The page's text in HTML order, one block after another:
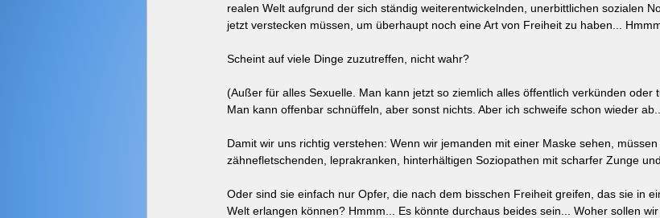
realen Welt aufgrund der sich ständig weiterentwickelnden, unerbittlichen sozialen
jetzt verstecken müssen, um überhaupt noch eine Art von Freiheit zu haben...
Scheint auf viele Dinge zuzutreffen, nicht wahr?
(Außer für alles Sexuelle. Man kann jetzt so ziemlich alles öffentlich verkünden oder
Man kann offenbar schnüffeln, aber sonst nichts. Aber ich schweife schon wieder
Damit wir uns richtig verstehen: Wenn wir jemanden mit einer Maske sehen, müssen
zähnefletschenden, leprakranken, hinterhältigen Soziopathen mit scharfer Zunge
Oder sind sie einfach nur Opfer, die nach dem bisschen Freiheit greifen, das sie in
Welt erlangen können? Hmmm... Es könnte durchaus beides sein... Woher sollen